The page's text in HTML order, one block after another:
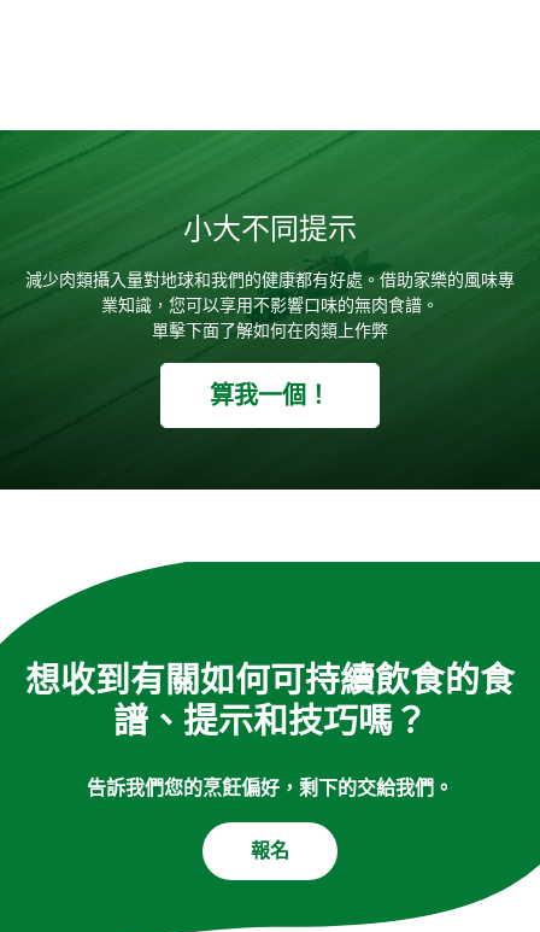
小大不同提示
減少肉類攝入量對地球和我們的健康都有好處。借助家樂的風味專
業知識，您可以享用不影響口味的無肉食譜。
單擊下面了解如何在肉類上作弊
算我一個！
想收到有關如何可持續飲食的食
譜、提示和技巧嗎？
告訴我們您的烹飪偏好，剩下的交給我們。
報名